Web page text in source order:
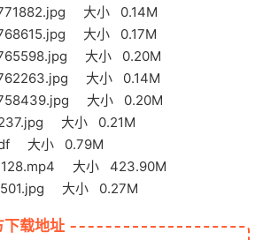
大小 0.14M
大小 0.17M
大小 0.20M
大小 0.14M
大小 0.20M
大小 0.21M
大小 0.79M
大小 423.90M
大小 0.27M
下载地址